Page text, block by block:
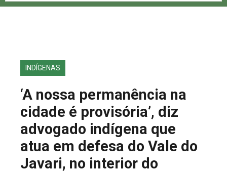
EDIÇÕES ANTERIORES
FALE CONOSCO
INDÍGENAS
‘A nossa permanência na
cidade é provisória’, diz
advogado indígena que
atua em defesa do Vale do
Javari, no interior do